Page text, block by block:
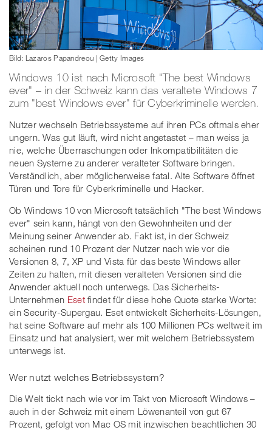
Bild: Lazaros Papandreou | Getty Images
Windows 10 ist nach Microsoft "The best Windows
ever" – in der Schweiz kann das veraltete Windows 7
zum "best Windows ever" für Cyberkriminelle werden.
Nutzer wechseln Betriebssysteme auf ihren PCs oftmals eher
ungern. Was gut läuft, wird nicht angetastet – man weiss ja
nie, welche Überraschungen oder Inkompatibilitäten die
neuen Systeme zu anderer veralteter Software bringen.
Verständlich, aber möglicherweise fatal. Alte Software öffnet
Türen und Tore für Cyberkriminelle und Hacker.
Ob Windows 10 von Microsoft tatsächlich "The best Windows
ever" sein kann, hängt von den Gewohnheiten und der
Meinung seiner Anwender ab. Fakt ist, in der Schweiz
scheinen rund 10 Prozent der Nutzer nach wie vor die
Versionen 8, 7, XP und Vista für das beste Windows aller
Zeiten zu halten, mit diesen veralteten Versionen sind die
Anwender aktuell noch unterwegs. Das Sicherheits-
Unternehmen Esetfindet für diese hohe Quote starke Worte:
ein Security-Supergau. Eset entwickelt Sicherheits-Lösungen,
hat seine Software auf mehr als 100 Millionen PCs weltweit im
Einsatz und hat analysiert, wer mit welchem Betriebssystem
unterwegs ist.
Wer nutzt welches Betriebssystem?
Die Welt tickt nach wie vor im Takt von Microsoft Windows –
auch in der Schweiz mit einem Löwenanteil von gut 67
Prozent, gefolgt von Mac OS mit inzwischen beachtlichen 30